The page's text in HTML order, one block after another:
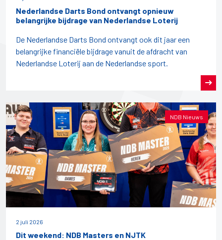
Nederlandse Darts Bond ontvangt opnieuw
belangrijke bijdrage van Nederlandse Loterij
De Nederlandse Darts Bond ontvangt ook dit jaar een
belangrijke financiële bijdrage vanuit de afdracht van
Nederlandse Loterij aan de Nederlandse sport.
NDB Nieuws
2 juli 2026
Dit weekend: NDB Masters en NJTK